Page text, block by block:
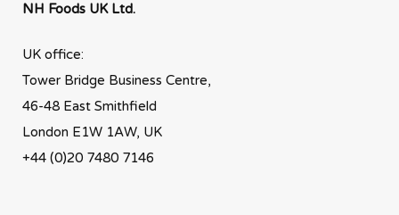
NH Foods UK Ltd.
UK office:
Tower Bridge Business Centre,
46-48 East Smithfield
London E1W 1AW, UK
+44 (0)20 7480 7146